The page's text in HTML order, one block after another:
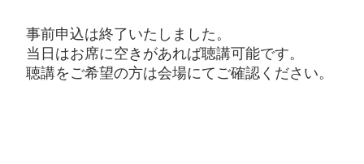
事前申込は終了いたしました。
当日はお席に空きがあれば聴講可能です。
聴講をご希望の方は会場にてご確認ください。